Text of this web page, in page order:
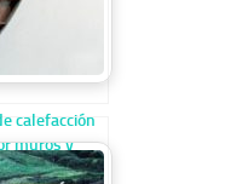
calefacción
muros y